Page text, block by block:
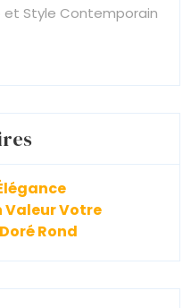
et Style Contemporain
Valeur Votre
Rond